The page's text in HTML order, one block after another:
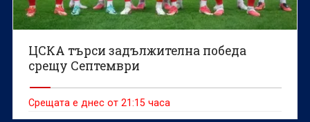
ЦСКА търси задължителна победа
срещу Септември
Срещата е днес от 21:15 часа